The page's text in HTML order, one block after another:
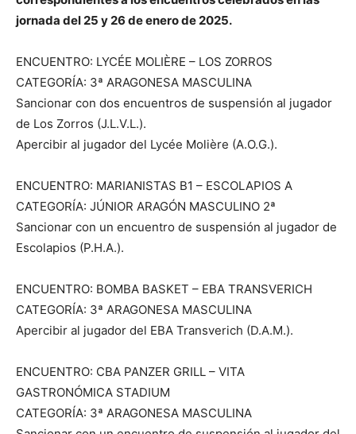
jornada del 25 y 26 de enero de 2025.
ENCUENTRO: LYCÉE MOLIÈRE – LOS ZORROS
CATEGORÍA: 3ª ARAGONESA MASCULINA
Sancionar con dos encuentros de suspensión al jugador
de Los Zorros (J.L.V.L.).
Apercibir al jugador del Lycée Molière (A.O.G.).
ENCUENTRO: MARIANISTAS B1 – ESCOLAPIOS A
CATEGORÍA: JÚNIOR ARAGÓN MASCULINO 2ª
Sancionar con un encuentro de suspensión al jugador de
Escolapios (P.H.A.).
ENCUENTRO: BOMBA BASKET – EBA TRANSVERICH
CATEGORÍA: 3ª ARAGONESA MASCULINA
Apercibir al jugador del EBA Transverich (D.A.M.).
ENCUENTRO: CBA PANZER GRILL – VITA
GASTRONÓMICA STADIUM
CATEGORÍA: 3ª ARAGONESA MASCULINA